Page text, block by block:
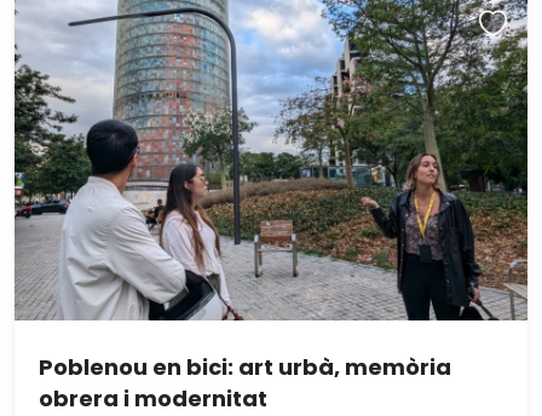
Poblenou en bici: art urbà, memòria
obrera i modernitat